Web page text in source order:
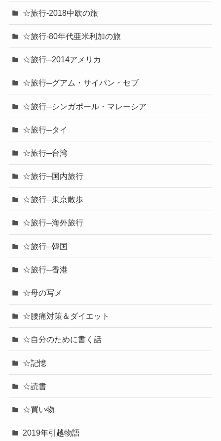
☆旅行-2018中欧の旅
☆旅行-80年代亜米利加の旅
☆旅行─2014アメリカ
☆旅行─グアム・サイパン・セブ
☆旅行─シンガポール・マレーシア
☆旅行─タイ
☆旅行─台湾
☆旅行─国内旅行
☆旅行─東京散歩
☆旅行─海外旅行
☆旅行─韓国
☆旅行─香港
☆母の写メ
☆腰痛対策＆ダイエット
☆自分のために書く話
☆記憶
☆読書
☆買い物
2019年引越物語